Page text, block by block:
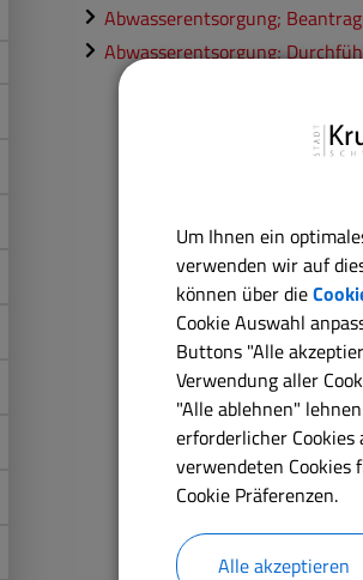
Abwasserentsorgung;
Abwasserentsorgung;
Um Ihnen ein
verwenden wir auf
können über die
Cookie Auswahl
Buttons "Alle
Verwendung aller
"Alle ablehnen"
erforderlicher
verwendeten Cookies
Cookie Präferenzen.
Alle akzeptieren